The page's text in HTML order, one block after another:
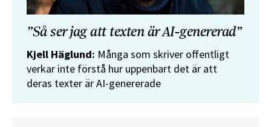
”Så ser jag att texten är AI-genererad”
Kjell Häglund: Många som skriver offentligt
verkar inte förstå hur uppenbart det är att
deras texter är AI-genererade